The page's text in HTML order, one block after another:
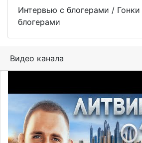
Интервью с блогерами / Гонки
блогерами
Видео канала